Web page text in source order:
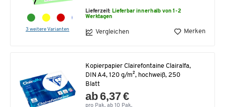
3 weitere Varianten
Lieferzeit: Lieferbar innerhalb von 1-2
Werktagen
Vergleichen Merken
Kopierpapier Clairefontaine Clairalfa,
DIN A4, 120 g/m², hochweiß, 250
Blatt
ab 6,37 €
pro Pak. ab 10 Pak.